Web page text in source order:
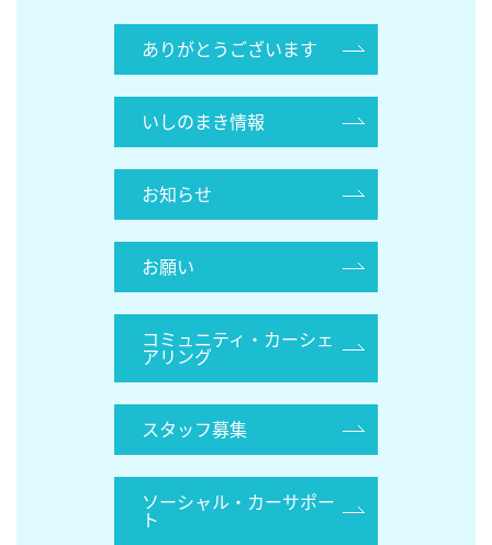
ありがとうございます
いしのまき情報
お知らせ
お願い
コミュニティ・カーシェ
アリング
スタッフ募集
ソーシャル・カーサポー
ト